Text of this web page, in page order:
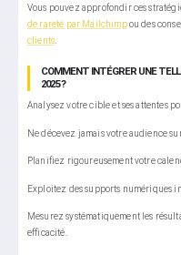
Vous pouvez approfondir ces
de rareté par Mailchimpou des
clients.
COMMENT INTÉGRER UNE
2025 ?
Analysez votre cible et ses attentes
Ne décevez jamais votre audience
Planifiez rigoureusement votre
Exploitez des supports numériques
Mesurez systématiquement les
efficacité.